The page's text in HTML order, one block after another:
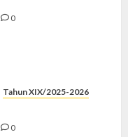
0
Tahun XIX/2025-2026
0